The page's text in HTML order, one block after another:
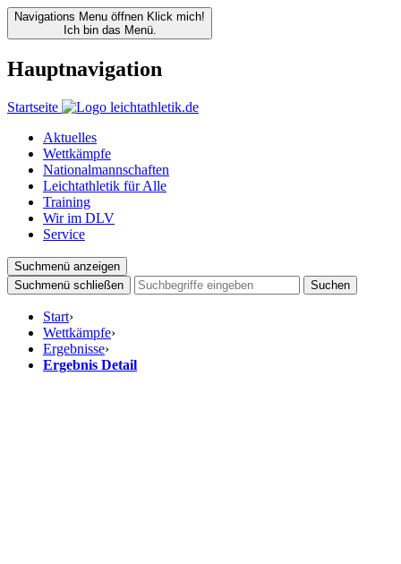
Navigations Menu öffnen Klick mich!
Ich bin das Menü.
Hauptnavigation
Startseite
Aktuelles
Wettkämpfe
Nationalmannschaften
Leichtathletik für Alle
Training
Wir im DLV
Service
Suchmenü anzeigen
Suchmenü schließen
Suchen
Start›
Wettkämpfe›
Ergebnisse›
Ergebnis Detail